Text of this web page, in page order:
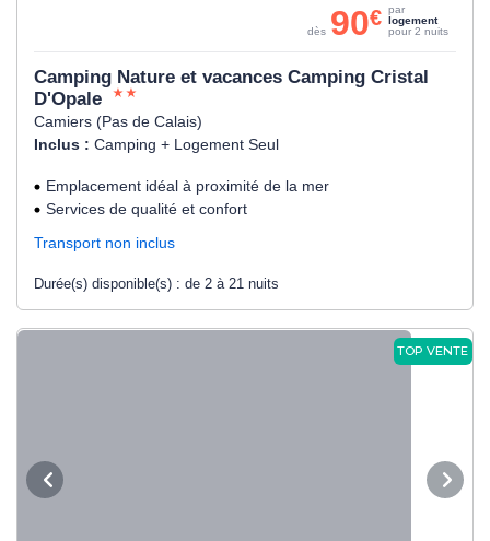
Camping Nature et vacances Camping Cristal
D'Opale
Camiers (Pas de Calais)
Inclus : Camping + Logement Seul
Emplacement idéal à proximité de la mer
Services de qualité et confort
Transport non inclus
Durée(s) disponible(s) : de 2 à 21 nuits
dès 90€ par
logement
pour 2 nuits
TOP VENTE